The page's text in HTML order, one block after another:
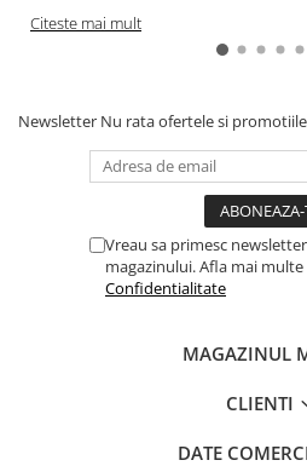
Pulsar Touch
Bec LED
Conventionale
Corpuri de iluminat decorative
Corpuri iluminat exterior
Corpuri iluminat interior
Citeste mai mult
Newsletter Nu rata ofertele si
Vreau sa primesc
magazinului. Afla mai multe
Confidentialitate
MAGAZINUL
CLIENTI
DATE